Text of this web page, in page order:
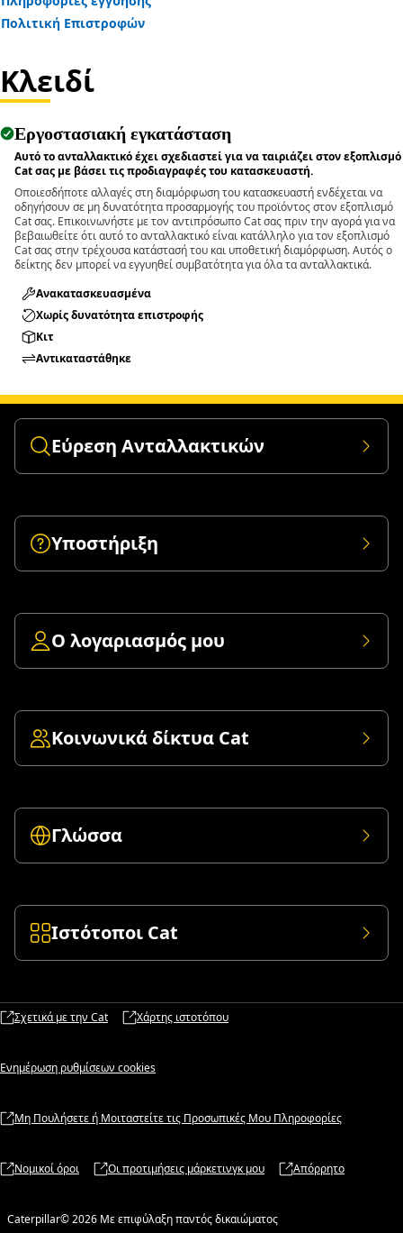
• Reduces the effort required to dislodge tightly fitted
components.
inch and up to 2 inch (50.8 mm) diameters.
The Pin Driver is used during maintenance and repair
activities where large pins and bolts are fitted within
assemblies and applied directly to the pin or bolt to push it
out using controlled force.
Πολιτική Επιστροφών
Κλειδί
Εργοστασιακή εγκατάσταση
Αυτό το ανταλλακτικό έχει σχεδιαστεί για να ταιριάζει στον εξοπλισμό
Cat σας με βάσει τις προδιαγραφές του κατασκευαστή.
Οποιεσδήποτε αλλαγές στη διαμόρφωση του κατασκευαστή ενδέχεται να
οδηγήσουν σε μη δυνατότητα προσαρμογής του προϊόντος στον εξοπλισμό
Cat σας. Επικοινωνήστε με τον αντιπρόσωπο Cat σας πριν την αγορά για να
βεβαιωθείτε ότι αυτό το ανταλλακτικό είναι κατάλληλο για τον εξοπλισμό
Cat σας στην τρέχουσα κατάστασή του και υποθετική διαμόρφωση. Αυτός ο
δείκτης δεν μπορεί να εγγυηθεί συμβατότητα για όλα τα ανταλλακτικά.
Ανακατασκευασμένα
Χωρίς δυνατότητα επιστροφής
Κιτ
Αντικαταστάθηκε
Εύρεση Ανταλλακτικών
Υποστήριξη
Ο λογαριασμός μου
Κοινωνικά δίκτυα Cat
Γλώσσα
Ιστότοποι Cat
Σχετικά με την Cat Χάρτης ιστοτόπου
Ενημέρωση ρυθμίσεων cookies
Μη Πουλήσετε ή Μοιταστείτε τις Προσωπικές Μου Πληροφορίες
Νομικοί όροι Οι προτιμήσεις μάρκετινγκ μου Απόρρητο
Caterpillar© 2026 Με επιφύλαξη παντός δικαιώματος